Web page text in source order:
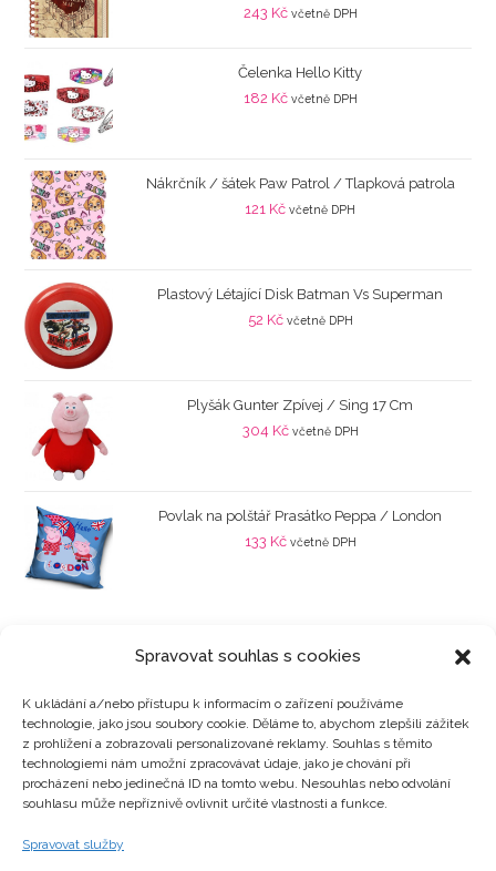
Spravovat souhlas s cookies
K ukládání a/nebo přístupu k informacím o zařízení používáme
technologie, jako jsou soubory cookie. Děláme to, abychom zlepšili zážitek
z prohlížení a zobrazovali personalizované reklamy. Souhlas s těmito
technologiemi nám umožní zpracovávat údaje, jako je chování při
procházení nebo jedinečná ID na tomto webu. Nesouhlas nebo odvolání
souhlasu může nepříznivě ovlivnit určité vlastnosti a funkce.
Spravovat služby
243 Kč včetně DPH
Čelenka Hello Kitty
182 Kč včetně DPH
Nákrčník / šátek Paw Patrol / Tlapková patrola
121 Kč včetně DPH
Plastový Létající Disk Batman Vs Superman
52 Kč včetně DPH
Plyšák Gunter Zpívej / Sing 17 Cm
304 Kč včetně DPH
Povlak na polštář Prasátko Peppa / London
133 Kč včetně DPH
Kategorie produktů
Zajímavosti